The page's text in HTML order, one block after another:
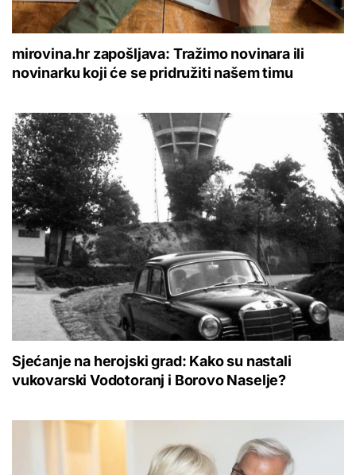
mirovina.hr zapošljava: Tražimo novinara ili
novinarku koji će se pridružiti našem timu
Sjećanje na herojski grad: Kako su nastali
vukovarski Vodotoranj i Borovo Naselje?